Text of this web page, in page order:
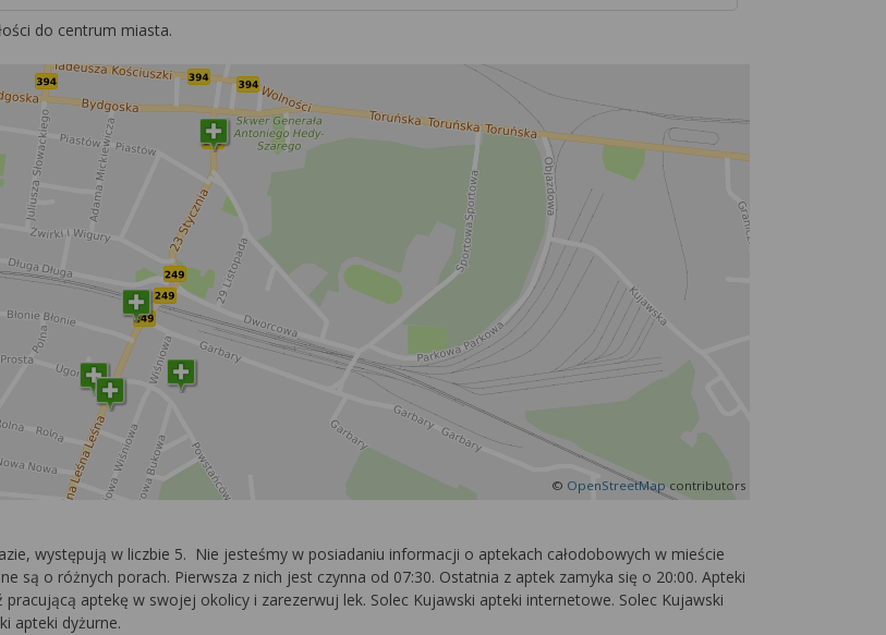
do centrum miasta.
© OpenStreetMap contributors
występują w liczbie 5. Nie jesteśmy w posiadaniu informacji o aptekach całodobowych w mieście
są o różnych porach. Pierwsza z nich jest czynna od 07:30. Ostatnia z aptek zamyka się o 20:00. Apteki
aptekę w swojej okolicy i zarezerwuj lek. Solec Kujawski apteki internetowe. Solec Kujawski
apteki dyżurne.